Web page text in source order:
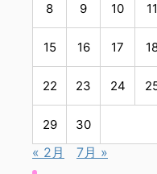
8 9 10 11
15 16 17
22 23 24
29 30
« 2月 7月 »